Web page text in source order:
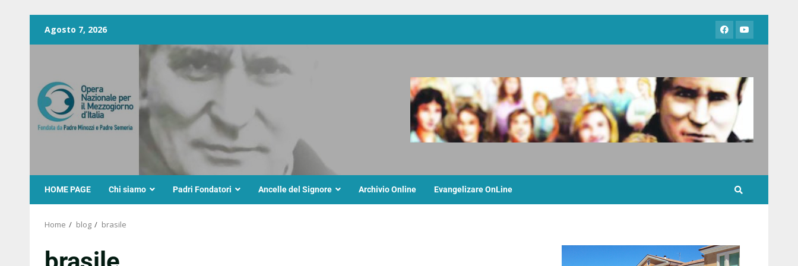
Agosto 7, 2026
HOME PAGE Chi siamo Padri Fondatori Ancelle del Signore Archivio Online Evangelizare OnLine
Home blog brasile